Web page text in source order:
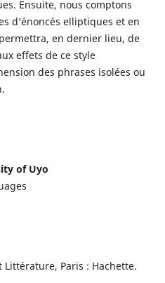
Ensuite, nous comptons
d’énoncés elliptiques et en
en dernier lieu, de
effets de ce style
des phrases isolées ou
of Uyo
Littérature, Paris : Hachette.